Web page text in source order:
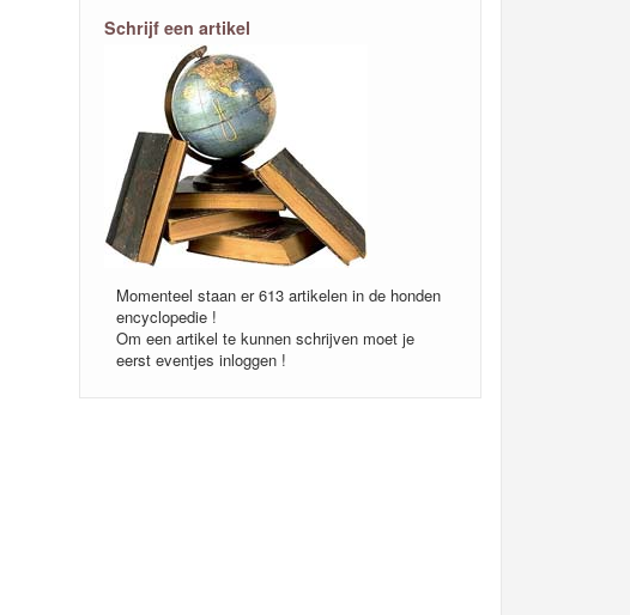
Schrijf een artikel
Momenteel staan er 613 artikelen in de honden
encyclopedie !
Om een artikel te kunnen schrijven moet je
eerst eventjes inloggen !